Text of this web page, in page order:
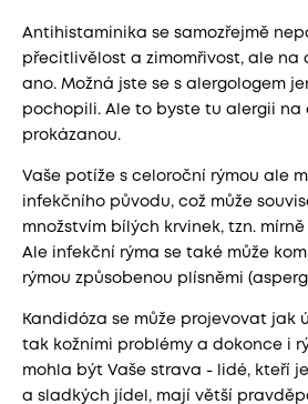
Antihistaminika se samozřejmě
přecitlivělost a zimomřivost, ale na
ano. Možná jste se s alergologem
pochopili. Ale to byste tu alergii na
prokázanou.
Vaše potíže s celoroční rýmou ale
infekčního původu, což může
množstvím bílých krvinek, tzn.
Ale infekční rýma se také může
rýmou způsobenou plísněmi
Kandidóza se může projevovat jak
tak kožními problémy a dokonce i
mohla být Vaše strava - lidé, kteří
a sladkých jídel, mají větší